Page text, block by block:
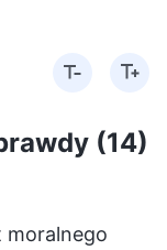
(14)
ceruję i przeszywam ubrania. Krawcowa to starsza pani, której córka wracała do kraju. Jej sąsiad miał samochód, więc starsza pani poprosiła go o zawiezienie córki na lotnisko, żeby nie musiała płacić za taksówkę. Sąsiad się zgodził, a starsza pani była zachwycona. Jednak ten sąsiad nie był taki bezinteresowny. Nie chciał tego zrobić za darmo. Kiedy się zgodził, został w warsztacie, powoli wyjmując z torby jakieś ubranie i mówiąc: „Czy myślisz, że tę dziurę w mojej koszuli da się zacerować?”. Starsza pani była zaskoczona, a jej wyraz twarzy zdawał się mówić: „Dlaczego on wykorzystuje taki drobiazg? Zgodził się tak chętnie, ale okazuje się, że nie chce tego zrobić za darmo”. Starsza pani zareagowała szybko, mówiąc po sekundzie lub dwóch: „W porządku, połóż ją tam, a ja ją zaceruję”. Ani słowa o pieniądzach. Zobaczcie, jak prosta prośba o transport jest równoważona oczekiwaniem zacerowania koszuli. Czy to nie znaczy, że nikt na tym nie traci? Czy interakcje między ludźmi są proste? (Nie są). Nic nie jest proste. W ludzkim społeczeństwie każda jednostka chce coś dla siebie ugrać i każda angażuje się w transakcje. Wszyscy stawiają wymagania innym i każdy chce zyskać cudzym kosztem, nie ponosząc przy tym żadnych strat. Niektórzy mówią: „Wśród tych, którzy »dokładają wszelkich starań, aby dobrze załatwić sprawy powierzone im przez innych«, jest też wielu takich, którzy nie dążą do zysku cudzym kosztem. Po prostu starają się zrobić wszystko, co w ich mocy, aby te zadania wykonać dobrze. Ci ludzie naprawdę posiadają tę cechę, że postępują moralnie”. Myli się ten, kto tak twierdzi. Nawet jeśli ci ludzie nie szukają bogactwa, dóbr materialnych ani żadnych korzyści, chcą zdobyć renomę. Czym jest owa „renoma”? Chodzi o coś takiego: „Zaakceptowałem to, że ludzie ufają, iż dobrze wykonam powierzone mi przez nich zadania. Niezależnie od tego, czy osoba, która mi je powierzyła, jest obecna, czy nie, tak długo, jak dokładam wszelkich starań, aby dobrze sobie z tym poradzić, będę miał dobrą reputację. Przynajmniej niektórzy będą wiedzieć, że jestem dobrym człowiekiem, człowiekiem o wysokim poziomie moralnym i kimś godnym naśladowania. Potrafię zająć miejsce wśród ludzi i cieszyć się renomą w grupie ludzi. To też jest tego warte!”. Inni mówią: „»Dokładaj wszelkich starań, aby dobrze załatwić sprawy powierzone ci przez innych«. Ponieważ ludzie nam zaufali, niezależnie od tego, czy są obecni, czy nie, powinniśmy dobrze i